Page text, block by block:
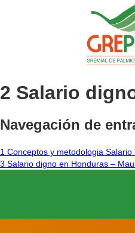
2 Salario
Navegación de
1 Conceptos y metodologia
3 Salario digno en Honduras –